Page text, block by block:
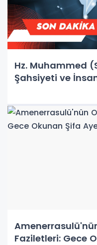
Hz. Muhammed
Şahsiyeti ve
Faziletleri: Gece